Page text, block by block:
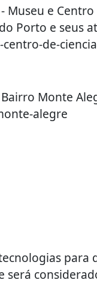
Museu e
Porto e
de-
Bairro Monte
alegre
será